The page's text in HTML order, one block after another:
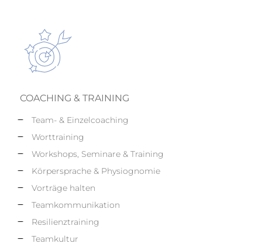
COACHING & TRAINING
Team- & Einzelcoaching
Worttraining
Workshops, Seminare & Training
Körpersprache & Physiognomie
Vorträge halten
Teamkommunikation
Resilienztraining
Teamkultur